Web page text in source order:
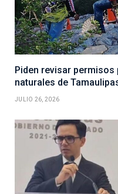
Piden revisar permisos
naturales de
JULIO 26, 2026